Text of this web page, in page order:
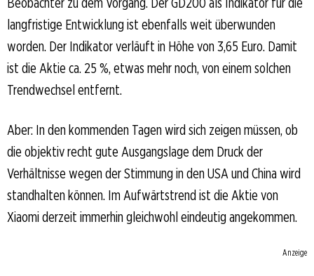
langfristige Entwicklung ist ebenfalls weit überwunden
worden. Der Indikator verläuft in Höhe von 3,65 Euro. Damit
ist die Aktie ca. 25 %, etwas mehr noch, von einem solchen
Trendwechsel entfernt.
Aber: In den kommenden Tagen wird sich zeigen müssen, ob
die objektiv recht gute Ausgangslage dem Druck der
Verhältnisse wegen der Stimmung in den USA und China wird
standhalten können. Im Aufwärtstrend ist die Aktie von
Xiaomi derzeit immerhin gleichwohl eindeutig angekommen.
Anzeige